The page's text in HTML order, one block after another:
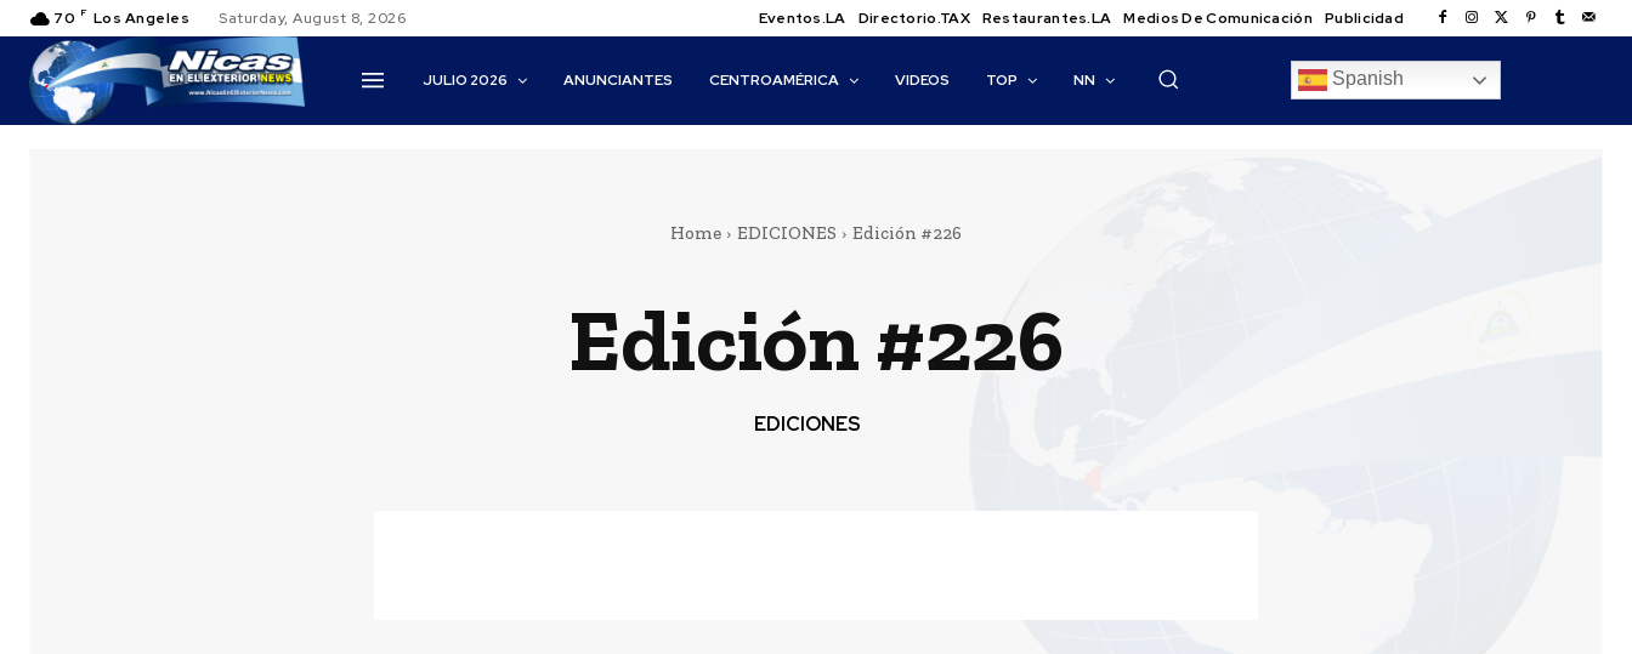
70 F Los Angeles Saturday, August 8, 2026 Eventos.LA Directorio.TAX Restaurantes.LA Medios De Comunicación Publicidad
JULIO 2026 ANUNCIANTES CENTROAMÉRICA VIDEOS TOP NN
Home EDICIONES Edición #226
Edición #226
EDICIONES
Spanish